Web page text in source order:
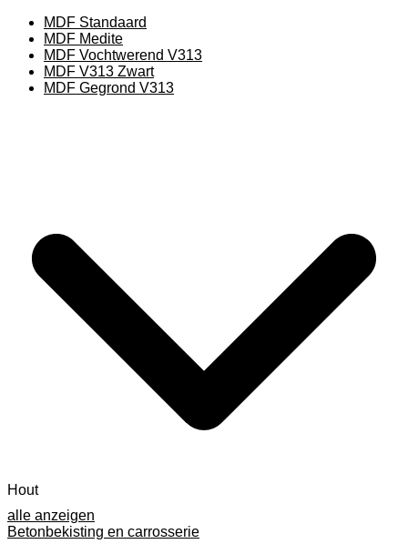
MDF Standaard
MDF Medite
MDF Vochtwerend V313
MDF V313 Zwart
MDF Gegrond V313
alle anzeigen
Betonbekisting en carrosserie
Hout